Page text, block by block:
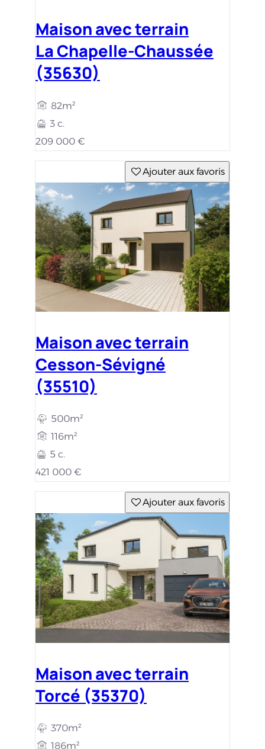
Maison avec terrain
La Chapelle-Chaussée
(35630)
82m²
3 c.
209 000 €
Ajouter aux favoris
Maison avec terrain
Cesson-Sévigné
(35510)
500m²
116m²
5 c.
421 000 €
Ajouter aux favoris
Maison avec terrain
Torcé (35370)
370m²
186m²